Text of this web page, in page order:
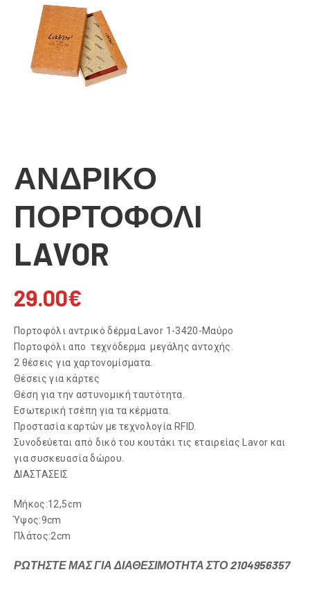
ΑΝΔΡΙΚΟ
ΠΟΡΤΟΦΟΛΙ
LAVOR
29.00€
Πορτοφόλι αντρικό δέρμα Lavor 1-3420-Μαύρο
Πορτοφόλι απο τεχνόδερμα μεγάλης αντοχής.
2 θέσεις για χαρτονομίσματα.
Θέσεις για κάρτες
Θέση για την αστυνομική ταυτότητα.
Εσωτερική τσέπη για τα κέρματα.
Προστασία καρτών με τεχνολογία RFID.
Συνοδεύεται από δικό του κουτάκι τις εταιρείας Lavor και
για συσκευασία δώρου.
ΔΙΑΣΤΑΣΕΙΣ
Μήκος:12,5cm
Ύψος:9cm
Πλάτος:2cm
ΡΩΤΗΣΤΕ ΜΑΣ ΓΙΑ ΔΙΑΘΕΣΙΜΟΤΗΤΑ ΣΤΟ 2104956357